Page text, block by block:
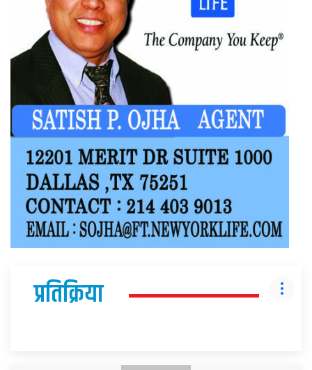
प्रतिक्रिया